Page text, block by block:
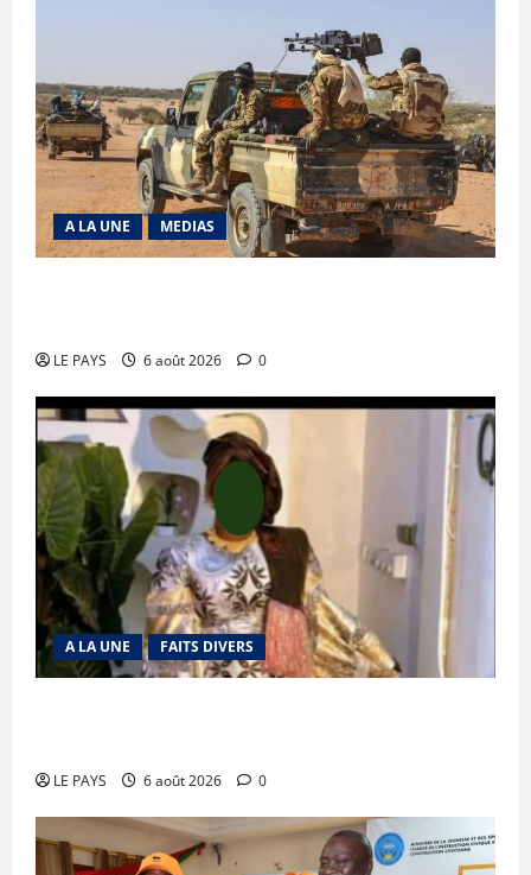
A LA UNE MEDIAS
LE PAYS 6 août 2026 0
A LA UNE FAITS DIVERS
LE PAYS 6 août 2026 0